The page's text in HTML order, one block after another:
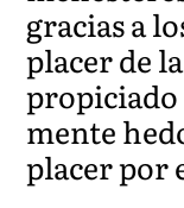
gracias a
placer de
mente
placer por